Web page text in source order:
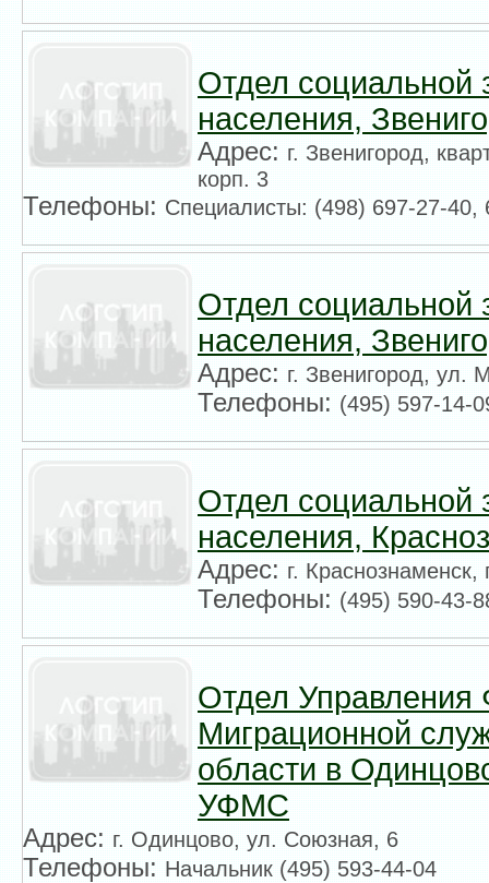
Отдел социальной
населения,
Адрес:г. Звенигород,
корп. 3
Телефоны:Специалисты: (498) 697-27-40,
Отдел социальной
населения,
Адрес:г. Звенигород, ул.
Телефоны:(495) 597-14-
Отдел социальной
населения,
Адрес:г.
Телефоны:(495) 590-43-
Отдел Управления
Миграционной
области в
УФМС
Адрес:г. Одинцово, ул. Союзная, 6
Телефоны:Начальник (495) 593-44-04